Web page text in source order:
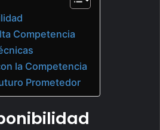
Competencia
la Competencia
Prometedor